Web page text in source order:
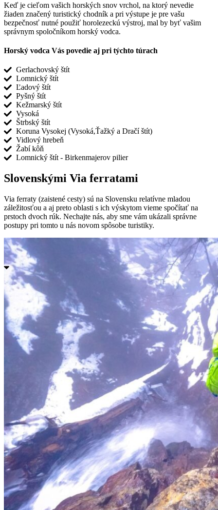
Keď je cieľom vašich horských snov vrchol, na ktorý nevedie
žiaden značený turistický chodník a pri výstupe je pre vašu
bezpečnosť nutné použiť horolezeckú výstroj, mal by byť vašim
správnym spoločníkom horský vodca.
Horský vodca Vás povedie aj pri týchto túrach
Gerlachovský štít
Lomnický štít
Ľadový štít
Pyšný štít
Kežmarský štít
Vysoká
Štrbský štít
Koruna Vysokej (Vysoká,Ťažký a Dračí štít)
Vidlový hrebeň
Žabí kôň
Lomnický štít - Birkenmajerov pilier
Slovenskými Via ferratami
Via ferraty (zaistené cesty) sú na Slovensku relatívne mladou
záležitosťou a aj preto oblasti s ich výskytom vieme spočítať na
prstoch dvoch rúk. Nechajte nás, aby sme vám ukázali správne
postupy pri tomto u nás novom spôsobe turistiky.